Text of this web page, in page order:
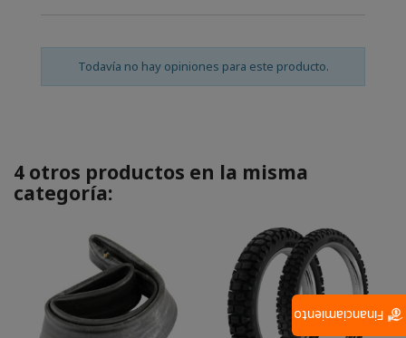
Todavía no hay opiniones para este producto.
4 otros productos en la misma
categoría:
Financiamiento